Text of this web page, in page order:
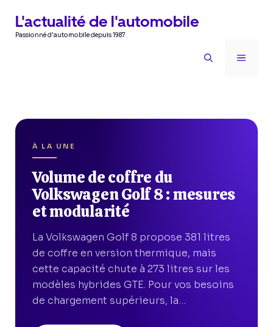
L'actualité de l'automobile
Passionné d'automobile depuis 1987
MENU
À LA UNE
Volume de coffre du
Volkswagen Golf 8 : mesures
et modularité
La Volkswagen Golf 8 propose 381 litres
de coffre en version thermique, mais
cette capacité chute à 273 litres sur les
modèles hybrides GTE. Pour vos besoins
de chargement supérieurs, la…